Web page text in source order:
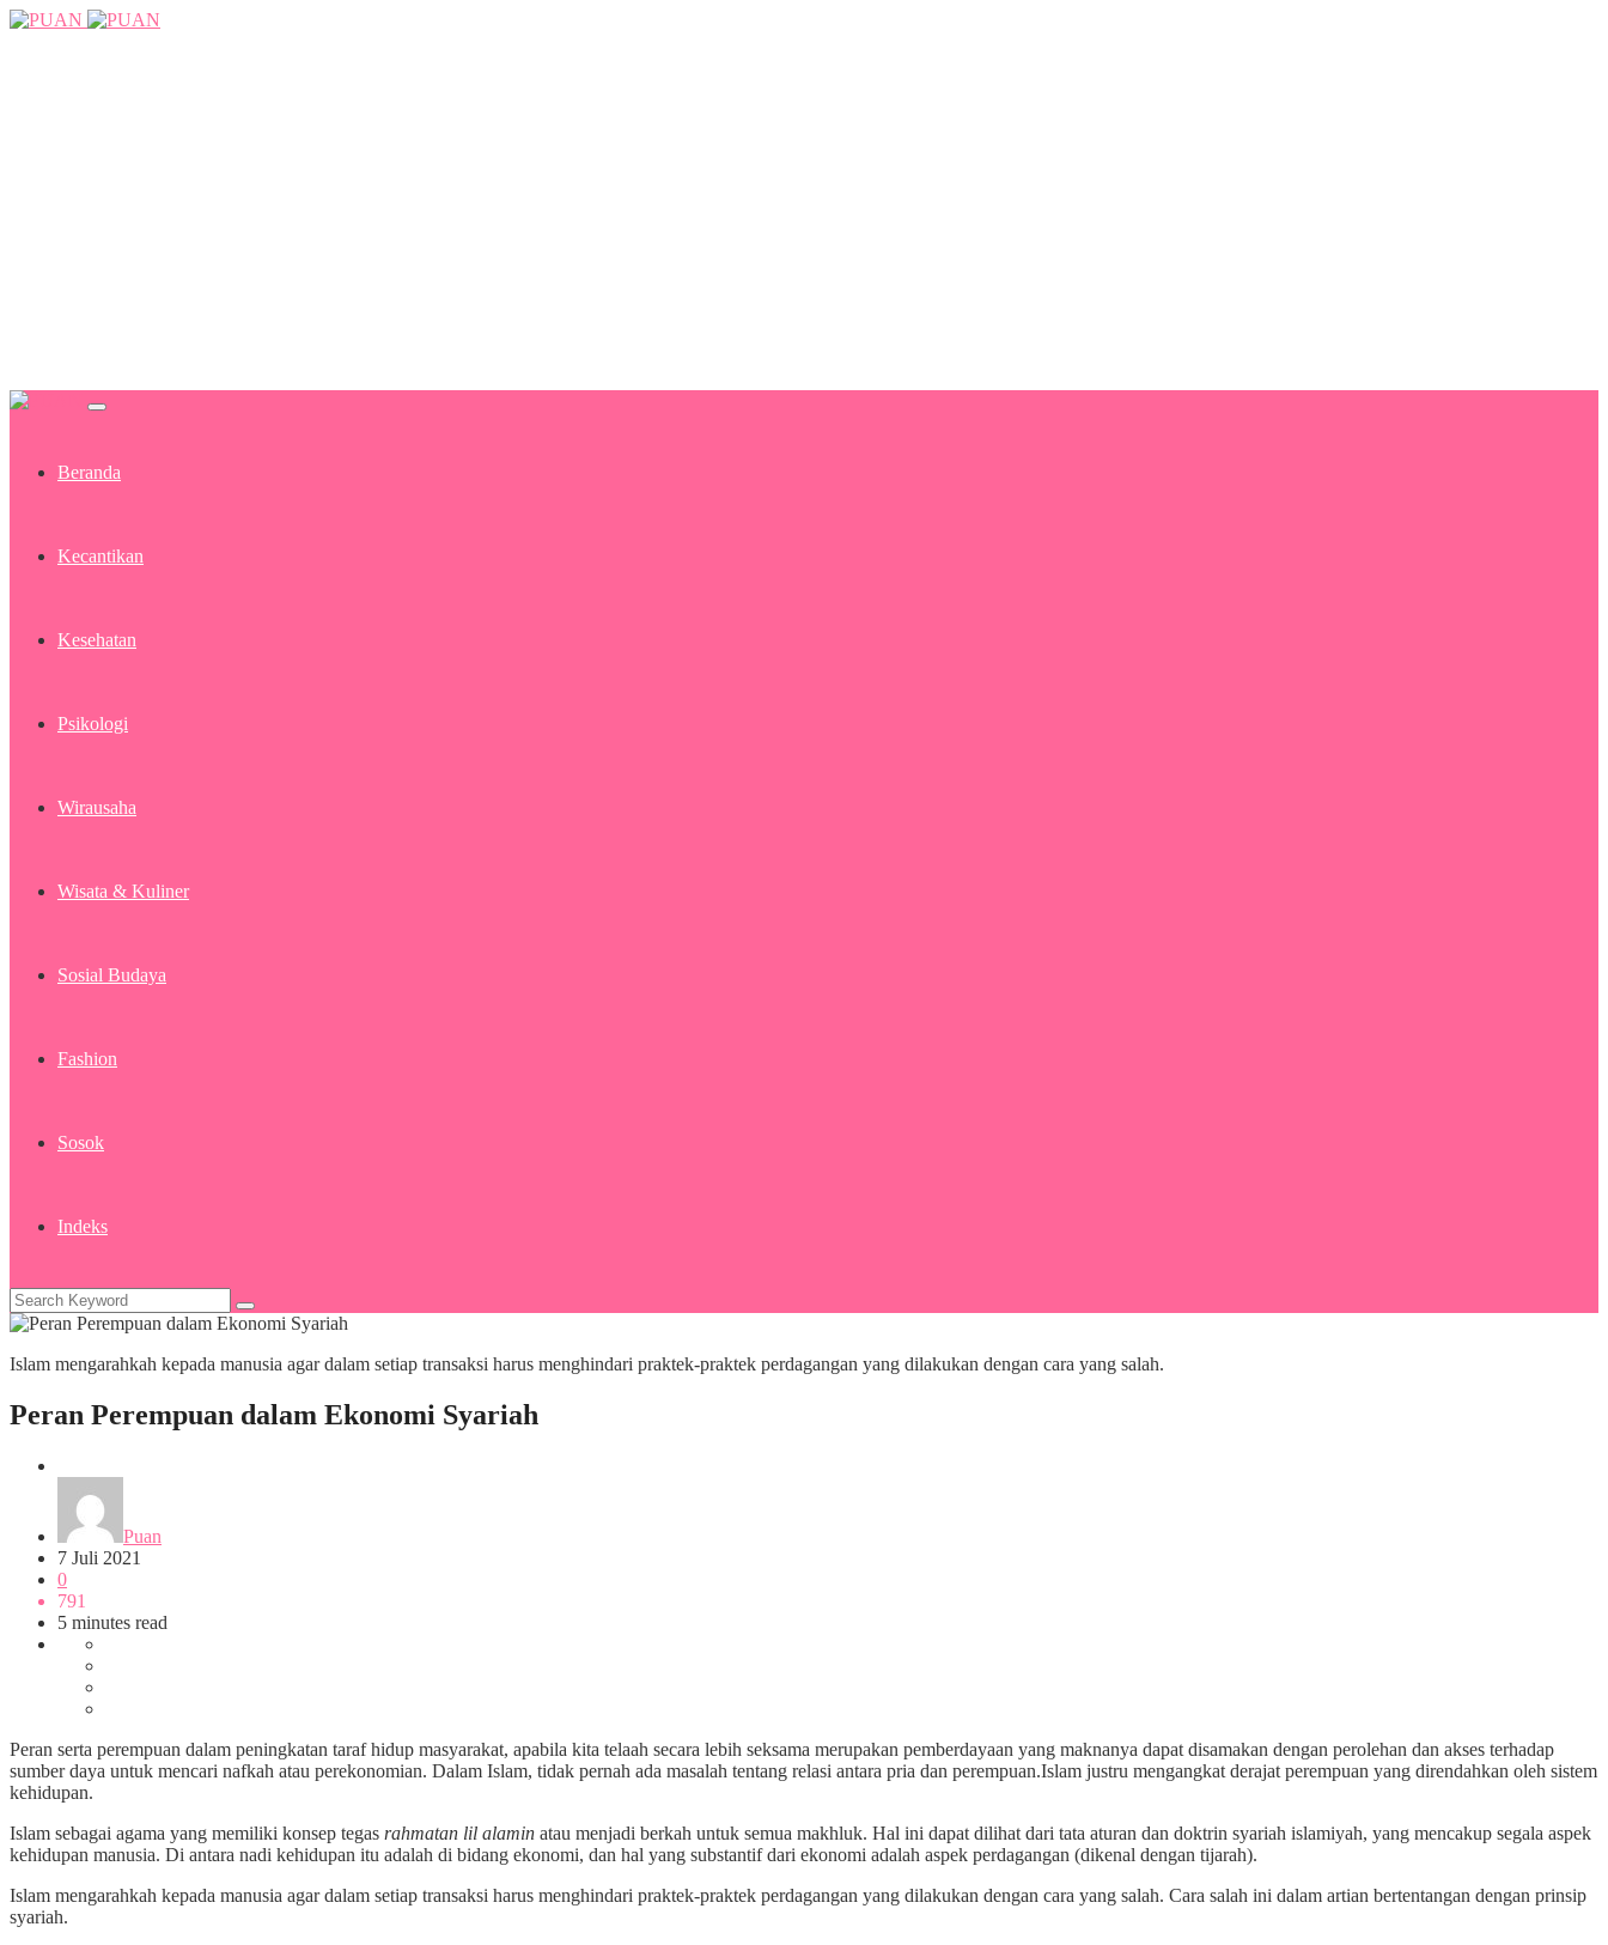
Beranda
Kecantikan
Kesehatan
Psikologi
Wirausaha
Wisata & Kuliner
Sosial Budaya
Fashion
Sosok
Indeks
Islam mengarahkah kepada manusia agar dalam setiap transaksi harus menghindari praktek-praktek perdagangan yang dilakukan dengan cara yang salah.
Peran Perempuan dalam Ekonomi Syariah
Puan
7 Juli 2021
0
791
5 minutes read
Peran serta perempuan dalam peningkatan taraf hidup masyarakat, apabila kita telaah secara lebih seksama merupakan pemberdayaan yang maknanya dapat disamakan dengan perolehan dan akses terhadap
sumber daya untuk mencari nafkah atau perekonomian. Dalam Islam, tidak pernah ada masalah tentang relasi antara pria dan perempuan.Islam justru mengangkat derajat perempuan yang direndahkan oleh sistem
kehidupan.
Islam sebagai agama yang memiliki konsep tegas rahmatan lil alamin atau menjadi berkah untuk semua makhluk. Hal ini dapat dilihat dari tata aturan dan doktrin syariah islamiyah, yang mencakup segala aspek
kehidupan manusia. Di antara nadi kehidupan itu adalah di bidang ekonomi, dan hal yang substantif dari ekonomi adalah aspek perdagangan (dikenal dengan tijarah).
Islam mengarahkah kepada manusia agar dalam setiap transaksi harus menghindari praktek-praktek perdagangan yang dilakukan dengan cara yang salah. Cara salah ini dalam artian bertentangan dengan prinsip
syariah.